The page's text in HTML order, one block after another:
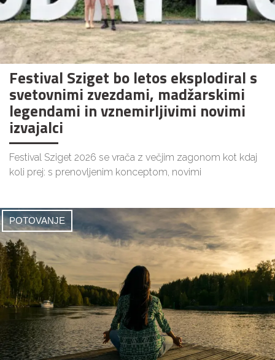
Festival Sziget bo letos eksplodiral s
svetovnimi zvezdami, madžarskimi
legendami in vznemirljivimi novimi
izvajalci
Festival Sziget 2026 se vrača z večjim zagonom kot kdaj
koli prej: s prenovljenim konceptom, novimi
POTOVANJE